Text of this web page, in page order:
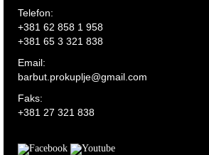
Telefon:
+381 62 858 1 958
+381 65 3 321 838
Email:
barbut.prokuplje@gmail.com
Faks:
+381 27 321 838